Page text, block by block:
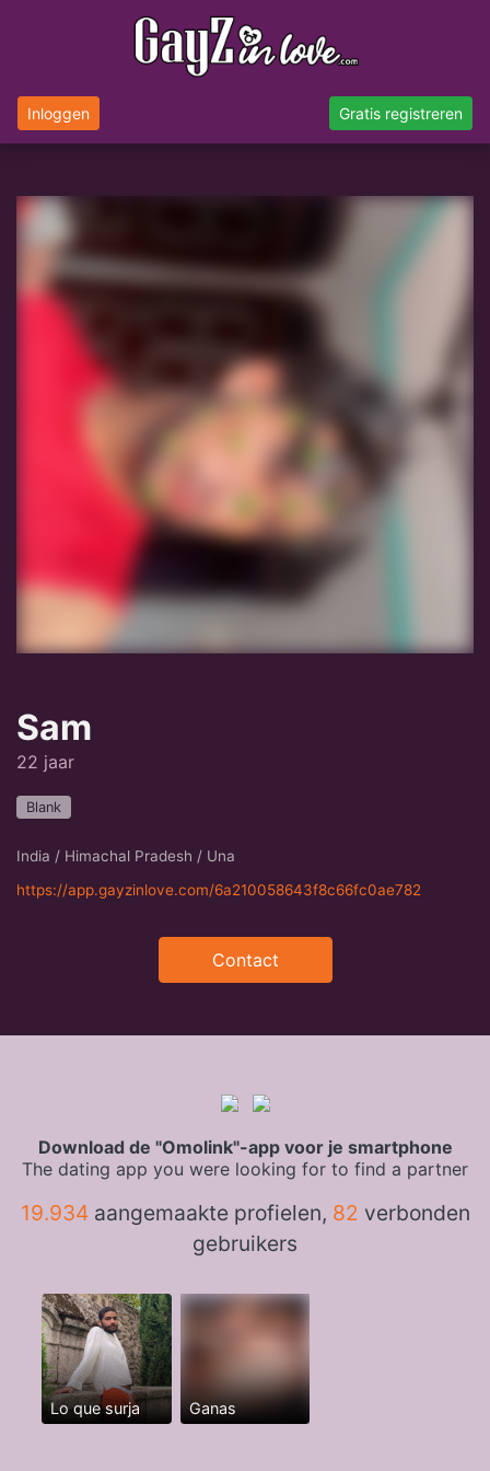
Inloggen Gratis registreren
Sam
22 jaar
Blank
India / Himachal Pradesh / Una
https://app.gayzinlove.com/6a210058643f8c66fc0ae782
Contact
Download de "Omolink"-app voor je smartphone
The dating app you were looking for to find a partner
19.934aangemaakte profielen, 82 verbonden
gebruikers
Lo que surja Ganas